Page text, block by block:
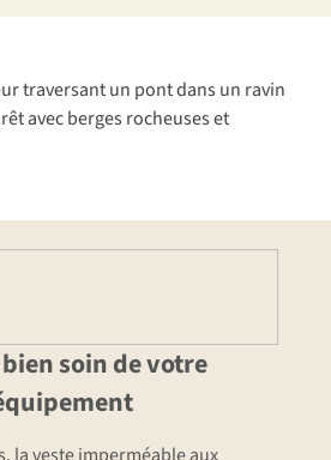
soin de votre